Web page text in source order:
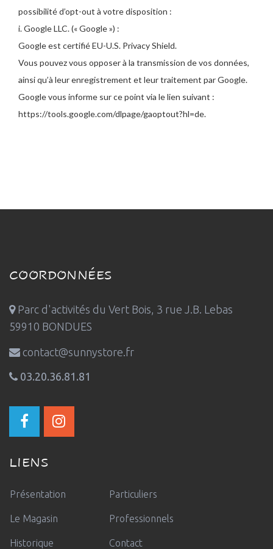
possibilité d’opt-out à votre disposition :
i. Google LLC. (« Google ») :
Google est certifié EU-U.S. Privacy Shield.
Vous pouvez vous opposer à la transmission de vos données,
ainsi qu’à leur enregistrement et leur traitement par Google.
Google vous informe sur ce point via le lien suivant :
https://tools.google.com/dlpage/gaoptout?hl=de.
COORDONNÉES
Parc d'activités du Vert Bois, 3 rue J.B. Lebas
59910 BONDUES
contact@sunnystore.fr
03.20.36.81.81
LIENS
Présentation
Le Magasin
Historique
Particuliers
Professionnels
Contact